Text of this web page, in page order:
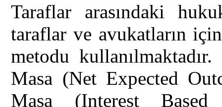
Taraflar arasındaki
taraflar ve avukatların
metodu
Masa (Net Expected
Masa (Interest